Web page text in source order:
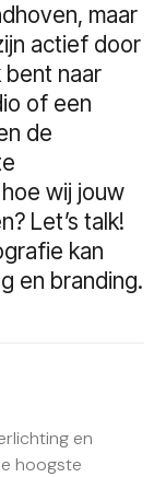
maar
actief door
bent naar
of een
de
wij jouw
Let’s talk!
kan
en branding.
en
hoogste